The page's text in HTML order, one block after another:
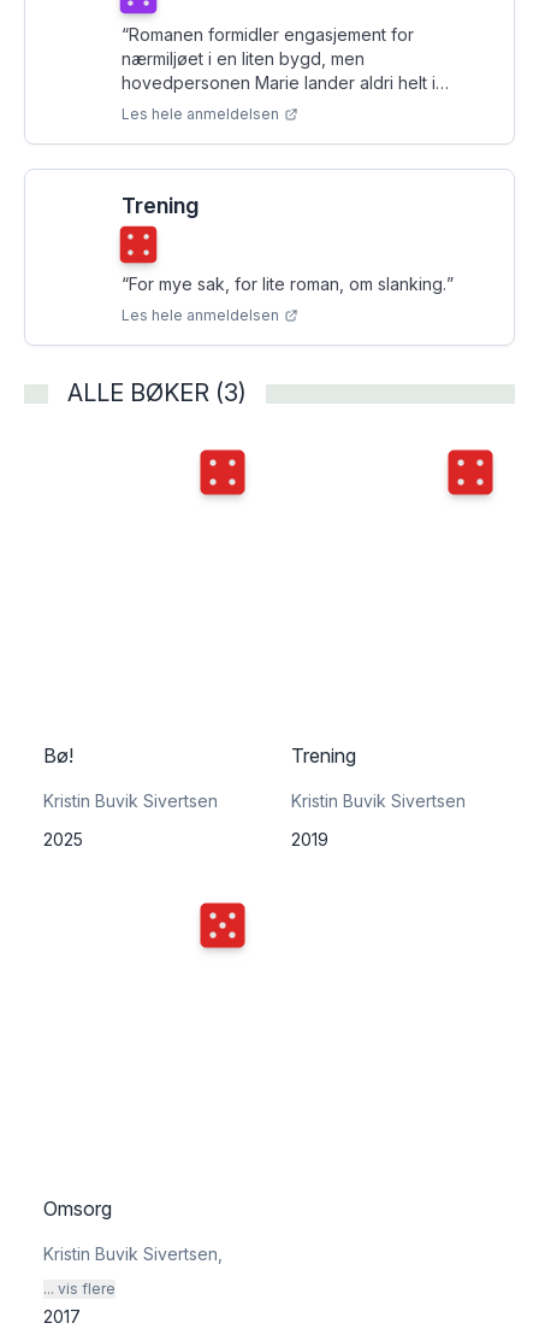
“Romanen formidler engasjement for
nærmiljøet i en liten bygd, men
hovedpersonen Marie lander aldri helt i
lokalsamfunnet.”
Les hele anmeldelsen
Trening
Terningkast
“For mye sak, for lite roman, om slanking.”
Les hele anmeldelsen
ALLE BØKER (3)
Terningkast
Bø!
Kristin Buvik Sivertsen
2025
Trening
Kristin Buvik Sivertsen
2019
Terningkast
Omsorg
Kristin Buvik Sivertsen
... vis flere
2017